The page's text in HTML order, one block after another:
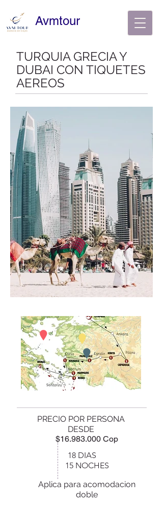
Avmtour
TURQUIA GRECIA Y
DUBAI CON TIQUETES
AEREOS
PRECIO POR PERSONA
DESDE
$16.983.000 Cop
18 DIAS
15 NOCHES
Aplica para acomodacion
doble